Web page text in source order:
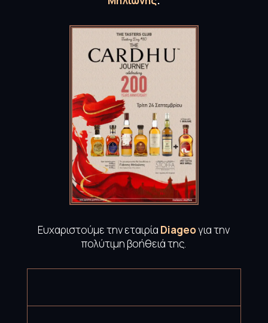
Ευχαριστούμε την εταιρία Diageoγια την
πολύτιμη βοήθειά της.